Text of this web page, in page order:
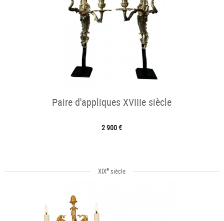
Paire d'appliques XVIIIe siècle
2 900 €
XIXe siècle